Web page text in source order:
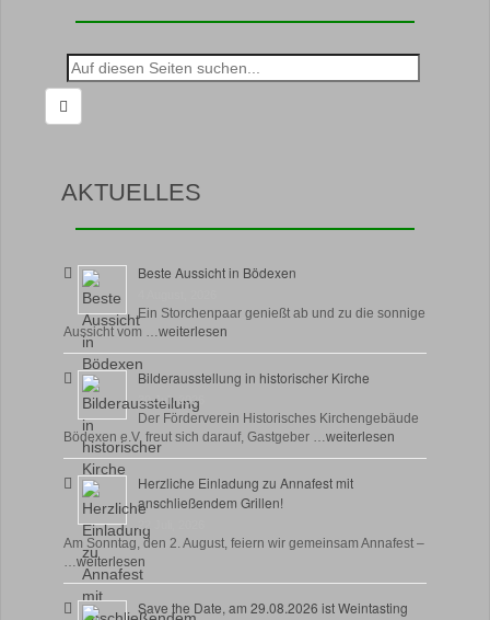
Suche
nach:
AKTUELLES
Beste Aussicht in Bödexen
Ein Storchenpaar genießt ab und zu die sonnige
Aussicht vom …weiterlesen
Bilderausstellung in historischer Kirche
30 Juli, 2026
Der Förderverein Historisches Kirchengebäude
Bödexen e.V. freut sich darauf, Gastgeber …weiterlesen
Herzliche Einladung zu Annafest mit
anschließendem Grillen!
Am Sonntag, den 2. August, feiern wir gemeinsam Annafest –
…weiterlesen
Save the Date, am 29.08.2026 ist Weintasting